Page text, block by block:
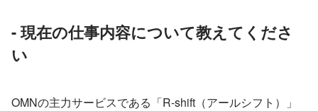
- 現在の仕事内容について教えてくださ
い
OMNの主力サービスである「R-shift（アールシフト）」